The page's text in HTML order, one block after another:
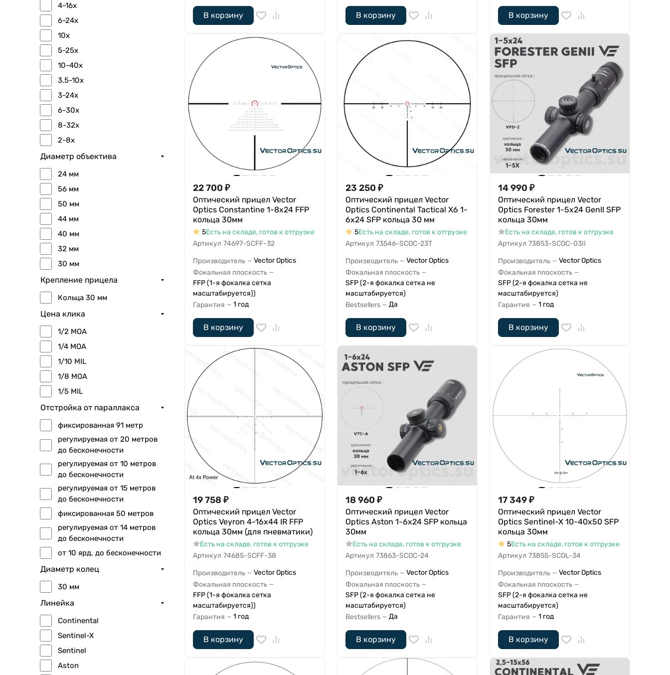
4-16x
6-24x
10x
5-25x
10-40x
3.5-10x
3-24x
6-30x
8-32x
2-8x
Диаметр объектива
24 мм
56 мм
50 мм
44 мм
40 мм
32 мм
30 мм
Крепление прицела
Кольца 30 мм
Цена клика
1/2 MOA
1/4 MOA
1/10 MIL
1/8 MOA
1/5 MIL
Отстройка от параллакса
фиксированная 91 метр
регулируемая от 20 метров
до бесконечности
регулируемая от 10 метров
до бесконечности
регулируемая от 15 метров
до бесконечности
фиксированная 50 метров
регулируемая от 14 метров
до бесконечности
от 10 ярд. до бесконечности
Диаметр колец
30 мм
Линейка
Continental
Sentinel-X
Sentinel
Aston
В корзину В корзину В корзину
22 700 ₽
Оптический прицел Vector
Optics Constantine 1-8x24 FFP
кольца 30мм
5Есть на складе, готов к отгрузке
Артикул 74697-SCFF-32
Производитель — Vector Optics
Фокальная плоскость —
FFP (1-я фокалка сетка
масштабируется))
Гарантия — 1 год
В корзину
23 250 ₽
Оптический прицел Vector
Optics Continental Tactical X6 1-
6x24 SFP кольца 30 мм
5Есть на складе, готов к отгрузке
Артикул 73546-SCOC-23T
Производитель — Vector Optics
Фокальная плоскость —
SFP (2-я фокалка сетка не
масштабируется)
Bestsellers — Да
В корзину
14 990 ₽
Оптический прицел Vector
Optics Forester 1-5x24 GenII SFP
кольца 30мм
Есть на складе, готов к отгрузке
Артикул 73853-SCOC-03II
Производитель — Vector Optics
Фокальная плоскость —
SFP (2-я фокалка сетка не
масштабируется)
Гарантия — 1 год
В корзину
19 758 ₽
Оптический прицел Vector
Optics Veyron 4-16x44 IR FFP
кольца 30мм (для пневматики)
Есть на складе, готов к отгрузке
Артикул 74685-SCFF-38
Производитель — Vector Optics
Фокальная плоскость —
FFP (1-я фокалка сетка
масштабируется))
Гарантия — 1 год
В корзину
18 960 ₽
Оптический прицел Vector
Optics Aston 1-6x24 SFP кольца
30мм
Есть на складе, готов к отгрузке
Артикул 73863-SCOC-24
Производитель — Vector Optics
Фокальная плоскость —
SFP (2-я фокалка сетка не
масштабируется)
Bestsellers — Да
В корзину
17 349₽
Оптический прицел Vector
Optics Sentinel-X 10-40x50 SFP
кольца 30мм
5Есть на складе, готов к отгрузке
Артикул 73855-SCOL-34
Производитель — Vector Optics
Фокальная плоскость —
SFP (2-я фокалка сетка не
масштабируется)
Гарантия — 1 год
В корзину